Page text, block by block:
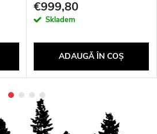
€999,80
Skladem
ADAUGĂ ÎN COŞ